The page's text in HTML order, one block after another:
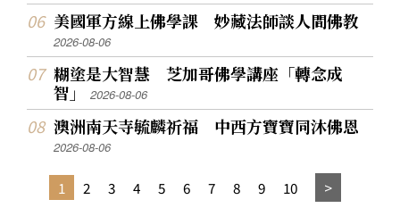
美國軍方線上佛學課 妙藏法師談人間佛教
2026-08-06
糊塗是大智慧 芝加哥佛學講座「轉念成
智」2026-08-06
澳洲南天寺毓麟祈福 中西方寶寶同沐佛恩
2026-08-06
1 2 3 4 5 6 7 8 9 10